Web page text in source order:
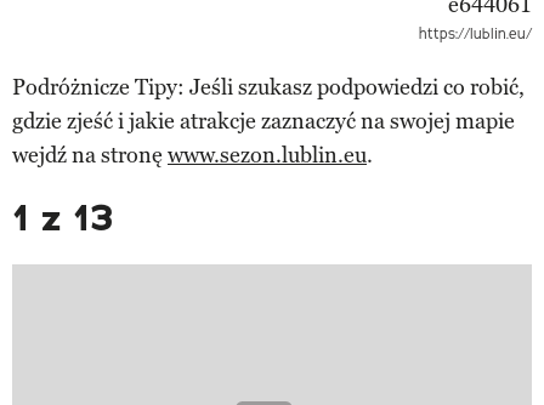
https://lublin.eu/
Podróżnicze Tipy: Jeśli szukasz podpowiedzi co robić,
gdzie zjeść i jakie atrakcje zaznaczyć na swojej mapie
wejdź na stronę www.sezon.lublin.eu.
1 z 13